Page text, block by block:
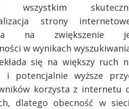
wszystkim
strony
na zwiększenie
w wynikach
się na większy ruch
i potencjalnie wyższe
korzysta z internetu
dlatego obecność w